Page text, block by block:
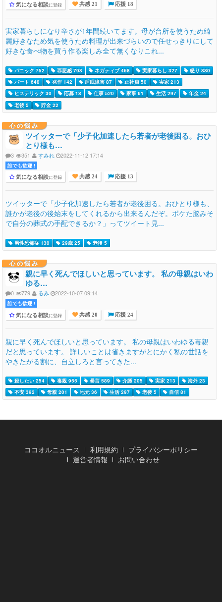
気になる相談に登録 共感 21 応援 18
実家暮らしになり辛さが1年間続いてます。母が台所を使うため綺
麗好きなため気を使うため料理が出来づらいので任せっきりにして
好きな食べ物を買う作る楽しみ全て無くなりこれ...
パニック 752 罪悪感 798 ネガティブ 468 実家暮らし 327
怒り 880
パート 648
発作 142 睡眠障害 87 正社員 50
実家 213
ヒステリック 30
応募 18 仕事 520 家事 61 生活 297
年金 24
老後 5
貯金 22
心の悩み
ツイッターで「少子化加速したら若者が老後困る。おひ
とり様も…
3 351 すみれ 2022-11-12 17:14
誰でも歓迎 !
気になる相談に登録 共感 24 応援 13
ツイッターで「少子化加速したら若者が老後困る。おひとり様も、
誰かが老後の後始末をしてくれるから出来るんだぞ。ボケた脳みそ
で自分の葬式の手配できるか？」ってツイート見...
男性恐怖症 130 29歳 25 老後 5
心の悩み
親に早く死んでほしいと思っています。 私の母親はいわ
ゆる…
0 779 るみ 2022-10-07 09:14
誰でも歓迎 !
気になる相談に登録 共感 20 応援 24
親に早く死んでほしいと思っています。 私の母親はいわゆる毒親
だと思っています。 詳しいことは省きますがとにかく私の世話を
やきたがる割に、自立しろと言ってきた...
殺したい 254 毒親 955 暴言 589 介護 205 実家 213
海外 23
不安 392
母親 201 地元 36 生活 297 老後 5 自信 81
ココオルニュース 利用規約
プライバシーポリシー
運営者情報
お問い合わせ